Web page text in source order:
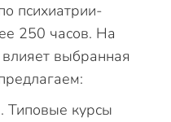
психиатрии-
250 часов. На
выбранная
Типовые курсы